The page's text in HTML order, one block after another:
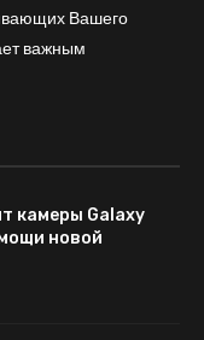
Вашего
важным
камеры Galaxy
новой